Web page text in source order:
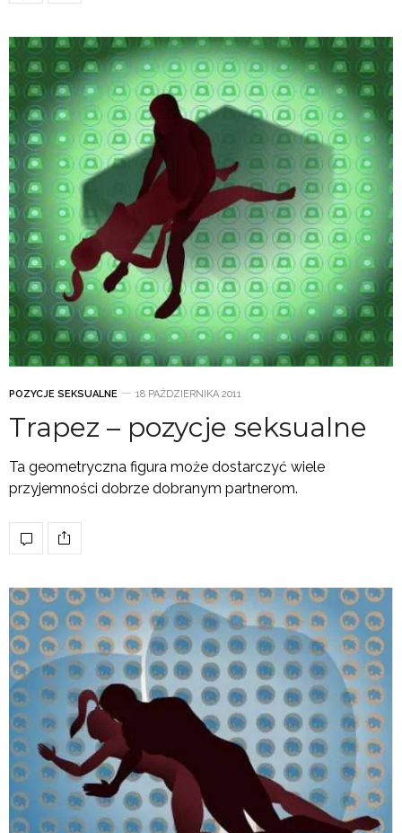
POZYCJE SEKSUALNE 18 PAŹDZIERNIKA 2011
Trapez – pozycje seksualne
Ta geometryczna figura może dostarczyć wiele
przyjemności dobrze dobranym partnerom.